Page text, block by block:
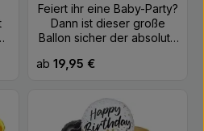
Feiert ihr eine Baby-Party?
Dann ist dieser große
Ballon sicher der absolute
mit Helium ca. 1 Woche.
Helium, halb Luft (2 Punkte
Befüllung)
Regulärer Preis:
ab19,95 €